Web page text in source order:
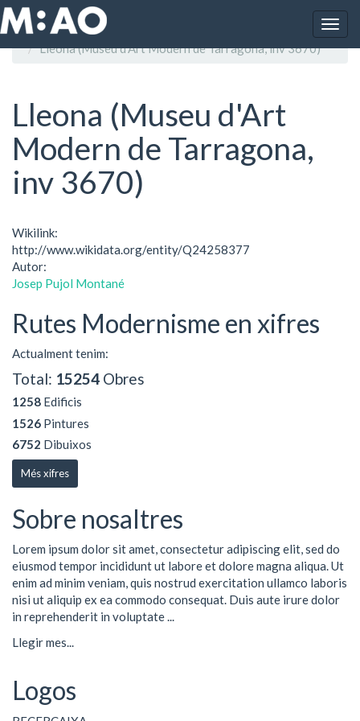
Vés al contingut
Inici
Lleona (Museu d'Art Modern de Tarragona, inv 3670)
Lleona (Museu d'Art
Modern de Tarragona,
inv 3670)
Wikilink:
http://www.wikidata.org/entity/Q24258377
Autor:
Josep Pujol Montané
Rutes Modernisme en xifres
Actualment tenim:
Total: 15254 Obres
1258 Edificis
1526 Pintures
6752 Dibuixos
Més xifres
Sobre nosaltres
Lorem ipsum dolor sit amet, consectetur adipiscing elit, sed do
eiusmod tempor incididunt ut labore et dolore magna aliqua. Ut
enim ad minim veniam, quis nostrud exercitation ullamco laboris
nisi ut aliquip ex ea commodo consequat. Duis aute irure dolor
in reprehenderit in voluptate ...
Llegir mes...
Logos